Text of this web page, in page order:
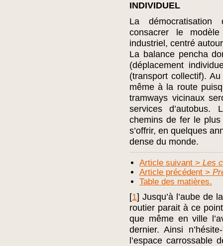
INDIVIDUEL
La démocratisation
consacrer le
industriel, centré
La balance pencha
(déplacement
(transport collectif).
même à la route
tramways vicinaux
services
chemins de fer le plus
s’offrir, en quelques
dense du monde.
Article suivant > Les
Article précédent >
Table des matières.
[1] Jusqu’à l’aube de
routier parait à ce
que même en ville
dernier. Ainsi
l’espace carrossable